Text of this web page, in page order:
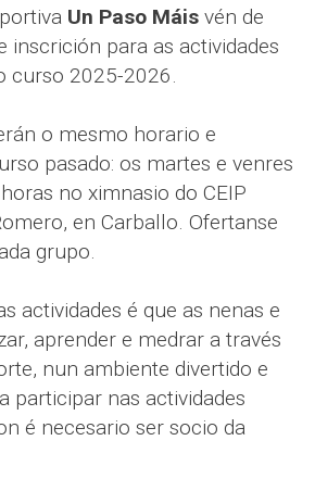
Un Paso Máis vén de
inscrición para as actividades
curso 2025-2026.
o mesmo horario e
pasado: os martes e venres
no ximnasio do CEIP
en Carballo. Ofertanse
grupo.
actividades é que as nenas e
aprender e medrar a través
nun ambiente divertido e
participar nas actividades
é necesario ser socio da